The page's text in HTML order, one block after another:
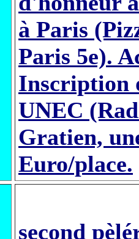
à Paris
Paris 5e).
Inscription
UNEC
Gratien,
Euro/place.
second